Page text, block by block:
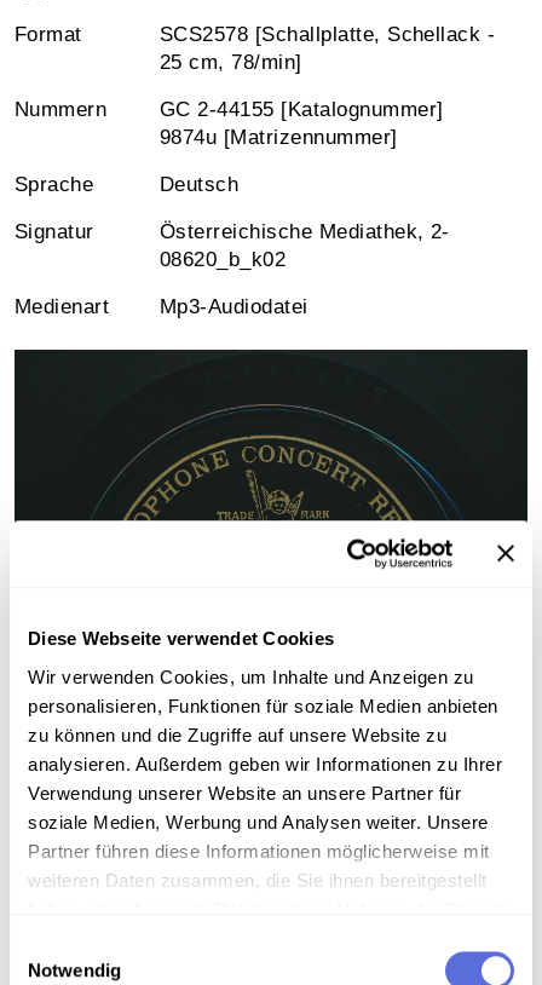
Diese Webseite verwendet Cookies
Wir verwenden Cookies, um Inhalte und Anzeigen zu
personalisieren, Funktionen für soziale Medien anbieten
zu können und die Zugriffe auf unsere Website zu
analysieren. Außerdem geben wir Informationen zu Ihrer
Verwendung unserer Website an unsere Partner für
soziale Medien, Werbung und Analysen weiter. Unsere
Partner führen diese Informationen möglicherweise mit
weiteren Daten zusammen, die Sie ihnen bereitgestellt
Notwendig
Format
SCS2578 [Schallplatte, Schellack -
25 cm, 78/min]
Nummern
GC 2-44155 [Katalognummer]
9874u [Matrizennummer]
Sprache Deutsch
Signatur
Österreichische Mediathek, 2-
08620_b_k02
Medienart Mp3-Audiodatei
Information